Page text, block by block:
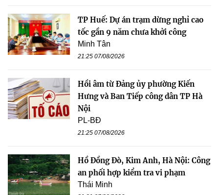
TP Huế: Dự án trạm dừng nghỉ cao
tốc gần 9 năm chưa khởi công
Minh Tân
21:25 07/08/2026
Hồi âm từ Đảng ủy phường Kiến
Hưng và Ban Tiếp công dân TP Hà
Nội
PL-BĐ
21:25 07/08/2026
Hồ Đồng Đò, Kim Anh, Hà Nội: Công
an phối hợp kiểm tra vi phạm
Thái Minh